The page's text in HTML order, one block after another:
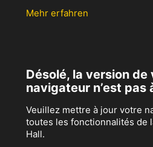
Mehr erfahren
Désolé, la version de
navigateur n’est pas
Veuillez mettre à jour votre
toutes les fonctionnalités de
Hall.